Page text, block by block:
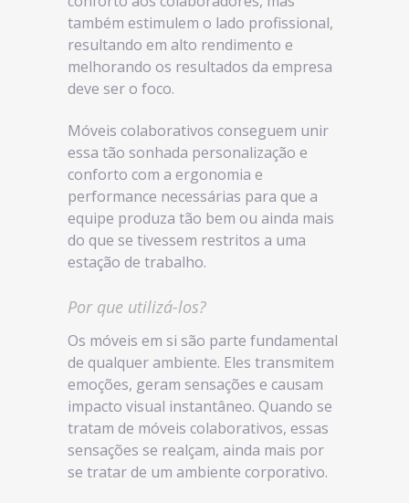
também estimulem o lado profissional,
resultando em alto rendimento e
melhorando os resultados da empresa
deve ser o foco.
Móveis colaborativos conseguem unir
essa tão sonhada personalização e
conforto com a ergonomia e
performance necessárias para que a
equipe produza tão bem ou ainda mais
do que se tivessem restritos a uma
estação de trabalho.
Por que utilizá-los?
Os móveis em si são parte fundamental
de qualquer ambiente. Eles transmitem
emoções, geram sensações e causam
impacto visual instantâneo. Quando se
tratam de móveis colaborativos, essas
sensações se realçam, ainda mais por
se tratar de um ambiente corporativo.